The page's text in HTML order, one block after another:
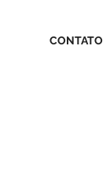
CONTATO